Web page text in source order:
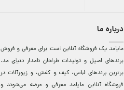
درباره ما
مایامد يک فروشگاه آنلاين است برای معرفی و فروش
برندهای اصيل و توليدات طراحان نامدار دنيای مد.
برترين‌ برندهای لباس، کيف و کفش، و زيورآلات در
فروشگاه آنلاين مایامد معرفی و عرضه می‌شوند و